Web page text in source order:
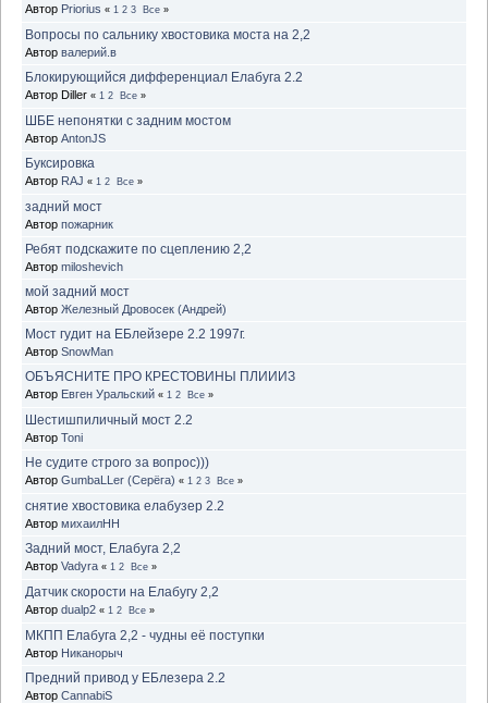
Автор Priorius « 1 2 3 Все »
Вопросы по сальнику хвостовика моста на 2,2
Автор валерий.в
Блокирующийся дифференциал Елабуга 2.2
Автор Diller « 1 2 Все »
ШБЕ непонятки с задним мостом
Автор AntonJS
Буксировка
Автор RAJ « 1 2 Все »
задний мост
Автор пожарник
Ребят подскажите по сцеплению 2,2
Автор miloshevich
мой задний мост
Автор Железный Дровосек (Андрей)
Мост гудит на ЕБлейзере 2.2 1997г.
Автор SnowMan
ОБЪЯСНИТЕ ПРО КРЕСТОВИНЫ ПЛИИИЗ
Автор Евген Уральский « 1 2 Все »
Шестишпиличный мост 2.2
Автор Toni
Не судите строго за вопрос)))
Автор GumbaLLer (Серёга) « 1 2 3 Все »
снятие хвостовика елабузер 2.2
Автор михаилНН
Задний мост, Елабуга 2,2
Автор Vadyra « 1 2 Все »
Датчик скорости на Елабугу 2,2
Автор dualp2 « 1 2 Все »
МКПП Елабуга 2,2 - чудны её поступки
Автор Никанорыч
Предний привод у ЕБлезера 2.2
Автор CannabiS